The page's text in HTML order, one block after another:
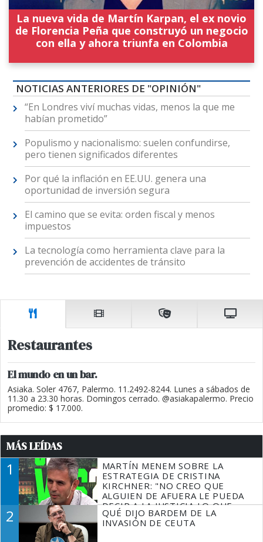
La nueva vida de Martín Karpan, el ex novio
de Florencia Peña que construyó un negocio
con ella y ahora triunfa en Colombia
NOTICIAS ANTERIORES DE "OPINIÓN"
“En Londres viví muchas vidas, menos la que me
habían prometido”
Populismo y nacionalismo: suelen confundirse,
pero tienen significados diferentes
Por qué la inflación en EE.UU. genera una
oportunidad de inversión segura
El camino que se evita: orden fiscal y menos
impuestos
La tecnología como herramienta clave para la
prevención de accidentes de tránsito
Restaurantes
El mundo en un bar.
Asiaka. Soler 4767, Palermo. 11.2492-8244. Lunes a sábados de
11.30 a 23.30 horas. Domingos cerrado. @asiakapalermo. Precio
promedio: $ 17.000.
MÁS LEÍDAS
1
MARTÍN MENEM SOBRE LA
ESTRATEGIA DE CRISTINA
KIRCHNER: "NO CREO QUE
ALGUIEN DE AFUERA LE PUEDA
DECIR A LA JUSTICIA LO QUE
TIENE QUE HACER"
2
QUÉ DIJO BARDEM DE LA
INVASIÓN DE CEUTA